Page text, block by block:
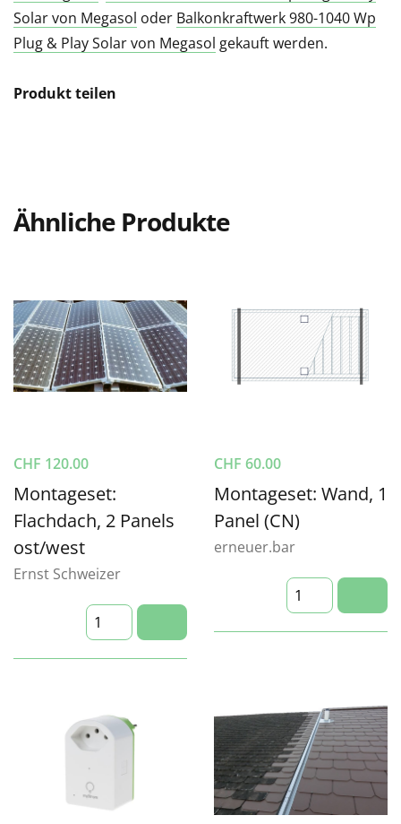
Solar von Megasol oder Balkonkraftwerk 980-1040 Wp
Plug & Play Solar von Megasol gekauft werden.
Produkt teilen
Ähnliche Produkte
CHF 120.00
Montageset:
Flachdach, 2 Panels
ost/west
Ernst Schweizer
CHF 60.00
Montageset: Wand, 1
Panel (CN)
erneuer.bar